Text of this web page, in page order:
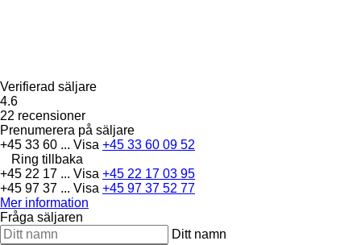
Verifierad säljare
4.6
22 recensioner
Prenumerera på säljare
+45 33 60 ... Visa +45 33 60 09 52
Ring tillbaka
+45 22 17 ... Visa +45 22 17 03 95
+45 97 37 ... Visa +45 97 37 52 77
Mer information
Fråga säljaren
Ditt namn